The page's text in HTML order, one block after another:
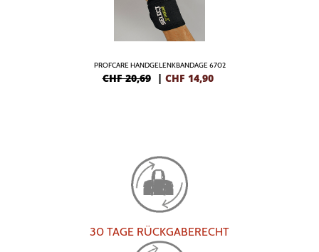
PROFCARE HANDGELENKBANDAGE 6702
CHF 20,69 | CHF 14,90
30 TAGE RÜCKGABERECHT